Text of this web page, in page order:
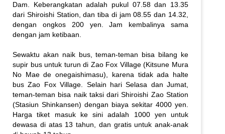
Dam. Keberangkatan adalah pukul 07.58 dan 13.35
dari Shiroishi Station, dan tiba di jam 08.55 dan 14.32,
dengan ongkos 200 yen. Jam kembalinya sama
dengan jam ketibaan.
Sewaktu akan naik bus, teman-teman bisa bilang ke
supir bus untuk turun di Zao Fox Village (Kitsune Mura
No Mae de onegaishimasu), karena tidak ada halte
bus Zao Fox Village. Selain hari Selasa dan Jumat,
teman-teman bisa naik taksi dari Shiroishi Zao Station
(Stasiun Shinkansen) dengan biaya sekitar 4000 yen.
Harga tiket masuk ke sini adalah 1000 yen untuk
dewasa di atas 13 tahun, dan gratis untuk anak-anak